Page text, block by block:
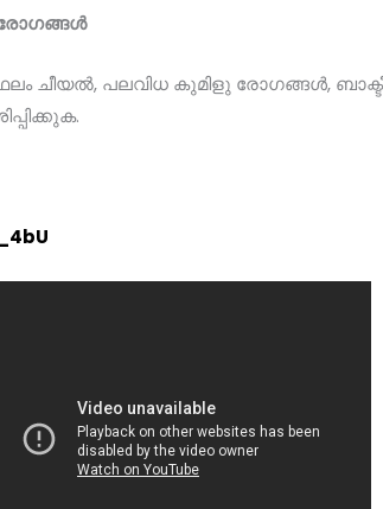
രോഗങ്ങൾ
ചീയൽ, പലവിധ കുമിളു രോഗങ്ങൾ,